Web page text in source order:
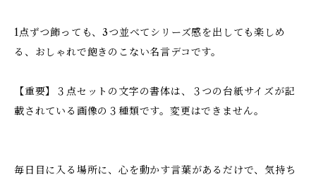
1点ずつ飾っても、3つ並べてシリーズ感を出しても楽しめ
る、おしゃれで飽きのこない名言デコです。
【重要】３点セットの文字の書体は、３つの台紙サイズが記
載されている画像の３種類です。変更はできません。
毎日目に入る場所に、心を動かす言葉があるだけで、気持ち